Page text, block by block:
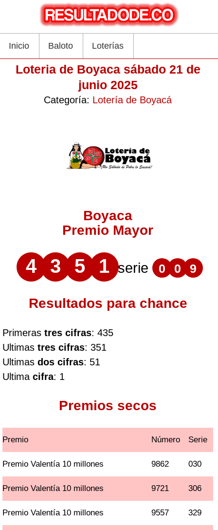
Inicio Baloto Loterías
Loteria de Boyaca sábado 21 de
junio 2025
Categoría: Lotería de Boyacá
Boyaca
Premio Mayor
4 3 5 1 serie 0 0 9
Resultados para chance
Primeras tres cifras: 435
Ultimas tres cifras: 351
Ultimas dos cifras: 51
Ultima cifra: 1
Premios secos
Premio Número Serie
Premio Valentía 10 millones 9862 030
Premio Valentía 10 millones 9721 306
Premio Valentía 10 millones 9557 329